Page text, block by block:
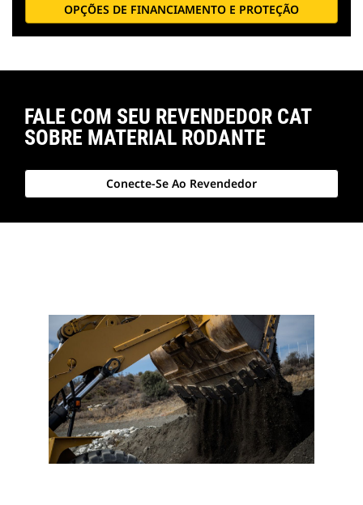
OPÇÕES DE FINANCIAMENTO E PROTEÇÃO
FALE COM SEU REVENDEDOR CAT
SOBRE MATERIAL RODANTE
Conecte-Se Ao Revendedor